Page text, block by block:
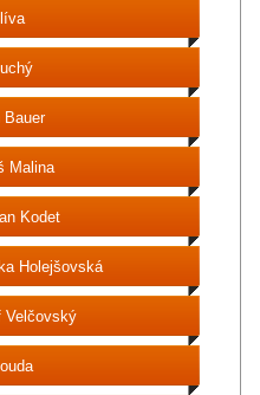
Bauer
Malina
Kodet
Holejšovská
Velčovský